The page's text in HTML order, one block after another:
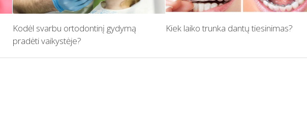
Kodėl svarbu ortodontinį gydymą
pradėti vaikystėje?
Kiek laiko trunka dantų tiesinimas?